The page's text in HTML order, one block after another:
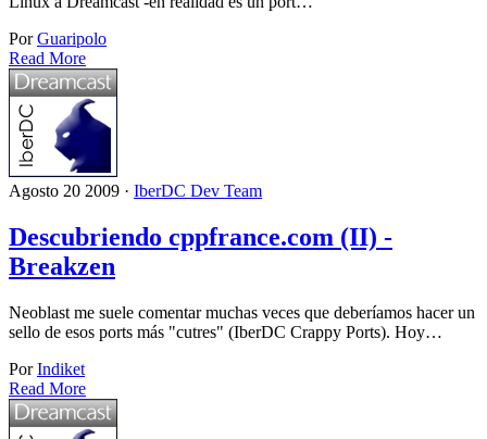
PorGuaripolo
Read More
Agosto 20 2009 · IberDC Dev Team
Descubriendo cppfrance.com (II) -
Breakzen
Neoblast me suele comentar muchas veces que deberíamos hacer un
sello de esos ports más "cutres" (IberDC Crappy Ports). Hoy…
PorIndiket
Read More